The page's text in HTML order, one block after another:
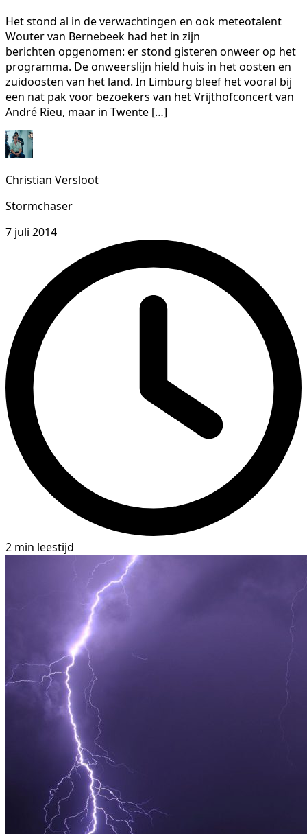
Het stond al in de verwachtingen en ook meteotalent
Wouter van Bernebeek had het in zijn
berichten opgenomen: er stond gisteren onweer op het
programma. De onweerslijn hield huis in het oosten en
zuidoosten van het land. In Limburg bleef het vooral bij
een nat pak voor bezoekers van het Vrijthofconcert van
André Rieu, maar in Twente […]
Christian Versloot
Stormchaser
7 juli 2014
2 min leestijd